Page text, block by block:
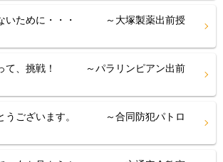
いために・・・ ～大塚製薬出前授
て、挑戦！ ～パラリンピアン出前
うございます。 ～合同防犯パトロ